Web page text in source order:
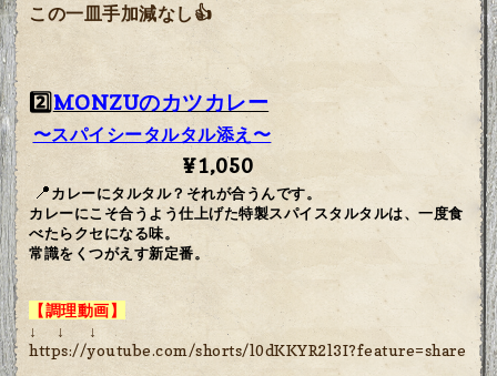
この一皿手加減なし👍
2️⃣MONZUのカツカレー
〜スパイシータルタル添え〜
¥1,050
📍 カレーにタルタル？それが合うんです。
カレーにこそ合うよう仕上げた特製スパイ スタルタルは、一度食
べたらクセになる味。
常識をくつがえす新定番。
【調理動画】
↓ ↓ ↓
https://youtube.com/shorts/l0dKKYR2l3I?feature=share